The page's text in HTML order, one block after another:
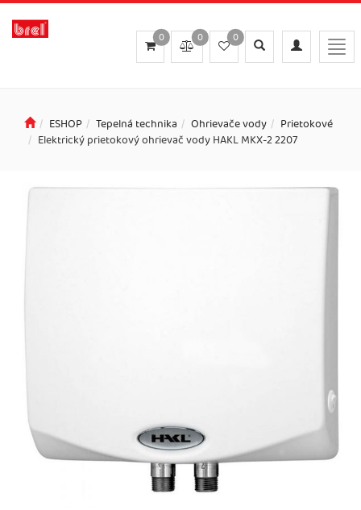
Toggle
navigation
Toggle
search
0
0
0
ESHOP Tepelná technika Ohrievače vody
Prietokové
Elektrický prietokový ohrievač vody HAKL MKX-2 2207